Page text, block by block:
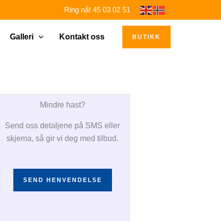
Ring nå! 45 03 02 51
Galleri Kontakt oss BUTIKK
Mindre hast?
Send oss detaljene på SMS eller
skjema, så gir vi deg med tilbud.
SEND HENVENDELSE